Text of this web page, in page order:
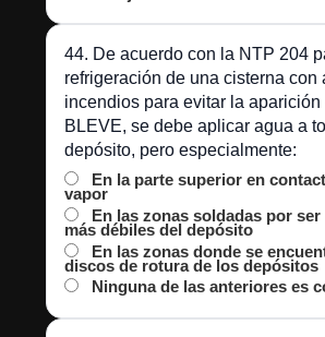
44. De acuerdo con la NTP 204
refrigeración de una cisterna con
incendios para evitar la aparición
BLEVE, se debe aplicar agua a
depósito, pero especialmente:
En la parte superior en
vapor
En las zonas soldadas por ser
más débiles del depósito
En las zonas donde se
discos de rotura de los depósitos
Ninguna de las anteriores es